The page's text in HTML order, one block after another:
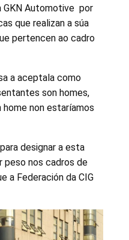
GKN Automotive por
que realizan a súa
pertencen ao cadro
a aceptala como
son homes,
home non estaríamos
designar a esta
peso nos cadros de
a Federación da CIG